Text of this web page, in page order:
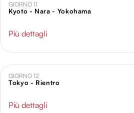
GIORNO 11
Kyoto - Nara - Yokohama
Più dettagli
GIORNO 12
Tokyo - Rientro
Più dettagli